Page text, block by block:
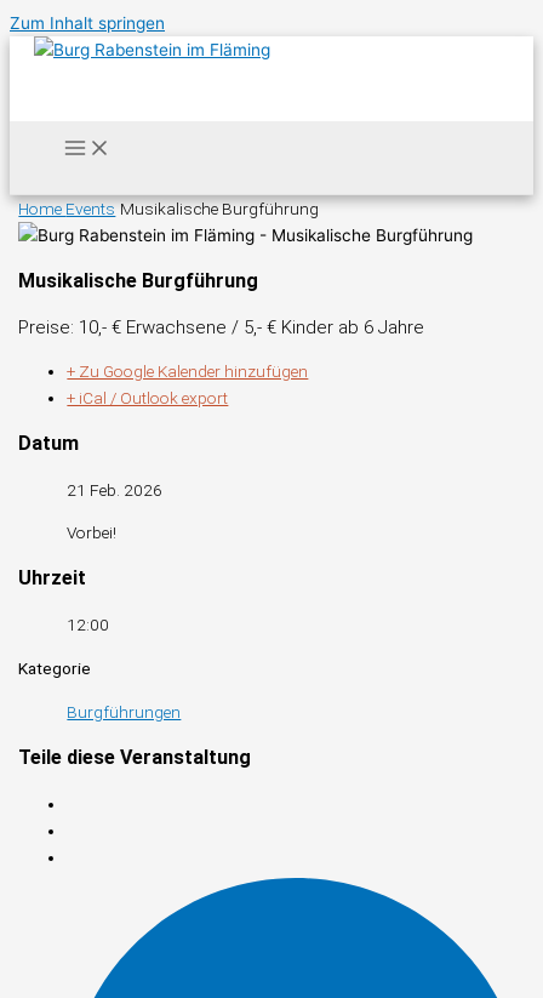
Zum Inhalt springen
HomeEvents Musikalische Burgführung
Musikalische Burgführung
Preise: 10,- € Erwachsene / 5,- € Kinder ab 6 Jahre
+ Zu Google Kalender hinzufügen
+ iCal / Outlook export
Datum
21 Feb. 2026
Vorbei!
Uhrzeit
12:00
Kategorie
Burgführungen
Teile diese Veranstaltung